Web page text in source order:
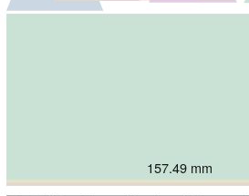
162.9 mm
163.2 mm
162.8 mm
160.75 mm
161.3 mm
157.49 mm